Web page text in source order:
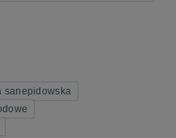
sanepidowska